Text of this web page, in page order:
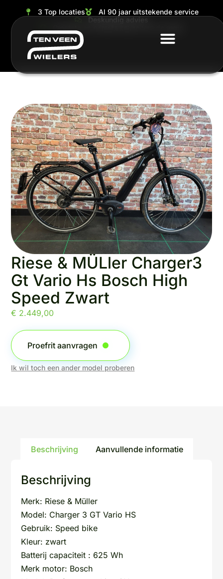
3 Top locaties
Al 90 jaar uitstekende service
Deskundig advies
Riese & MÜLler Charger3
Gt Vario Hs Bosch High
Speed Zwart
€ 2.449,00
Proefrit aanvragen
Ik wil toch een ander model proberen
Beschrijving Aanvullende informatie
Beschrijving
Merk: Riese & Müller
Model: Charger 3 GT Vario HS
Gebruik: Speed bike
Kleur: zwart
Batterij capaciteit : 625 Wh
Merk motor: Bosch